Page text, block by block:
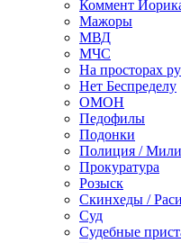
Коммент
Мажоры
МВД
МЧС
На просторах
Нет Беспределу
ОМОН
Педофилы
Подонки
Полиция /
Прокуратура
Розыск
Скинхеды /
Суд
Судебные